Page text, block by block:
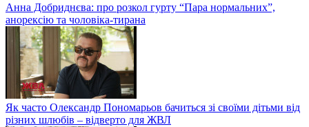
Анна Добриднєва: про розкол гурту “Пара нормальних”,
анорексію та чоловіка-тирана
Як часто Олександр Пономарьов бачиться зі своїми дітьми від
різних шлюбів – відверто для ЖВЛ